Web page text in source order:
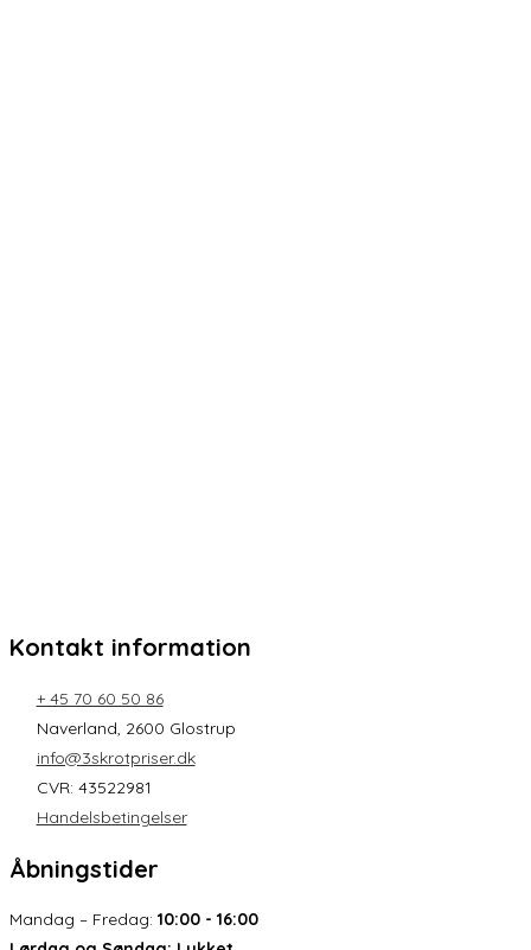
Kontakt information
+ 45 70 60 50 86
Naverland, 2600 Glostrup
info@3skrotpriser.dk
CVR: 43522981
Handelsbetingelser
Åbningstider
Mandag – Fredag: 10:00 - 16:00